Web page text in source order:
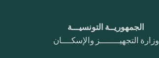
الجمهوريــة التونسيـــة
وزارة التجهيــــــــز والإسكــــان